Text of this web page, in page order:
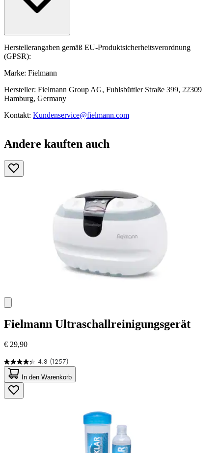
Herstellerangaben gemäß EU-Produktsicherheitsverordnung
(GPSR):
Marke: Fielmann
Hersteller: Fielmann Group AG, Fuhlsbüttler Straße 399, 22309
Hamburg, Germany
Kontakt: Kundenservice@fielmann.com
Andere kauften auch
Fielmann Ultraschallreinigungsgerät
€ 29,90
4.3 (1257)
4.3
von
5
Sternen.
1257
In den Warenkorb